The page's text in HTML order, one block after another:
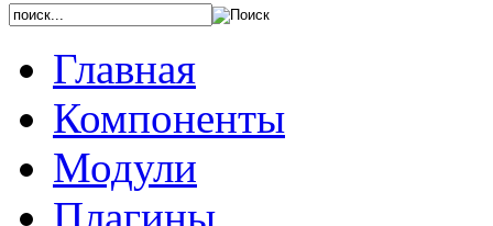
Главная
Компоненты
Модули
Плагины